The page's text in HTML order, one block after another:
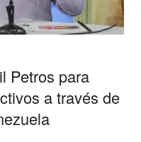
Petros para
a través de